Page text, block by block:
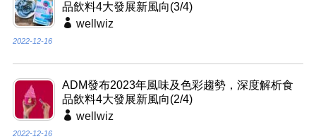
品飲料4大發展新風向(3/4)
wellwiz
2022-12-16
ADM發布2023年風味及色彩趨勢，深度解析食
品飲料4大發展新風向(2/4)
wellwiz
2022-12-16